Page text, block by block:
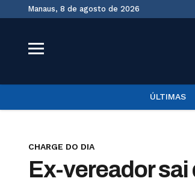
Manaus, 8 de agosto de 2026
ÚLTIMAS
CHARGE DO DIA
Ex-vereador sai